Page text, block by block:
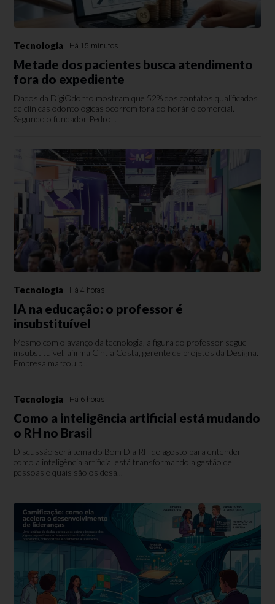
Tecnologia Há 15 minutos
Metade dos pacientes busca atendimento
fora do expediente
Dados da DigiOdonto mostram que 52% dos contatos qualificados
de clínicas odontológicas ocorrem fora do horário comercial.
Segundo o fundador Pedro...
Tecnologia Há 4 horas
IA na educação: o professor é
insubstituível
Mesmo com o avanço da tecnologia, a figura do professor segue
insubstituível, afirma Cíntia Costa, gerente de projetos da Designa.
Empresa marcou p...
Tecnologia Há 6 horas
Como a inteligência artificial está mudando
o RH no Brasil
Discussão será tema do Bom Dia RH de agosto para entender
como a inteligência artificial está transformando a gestão de
pessoas e quais são os desa...